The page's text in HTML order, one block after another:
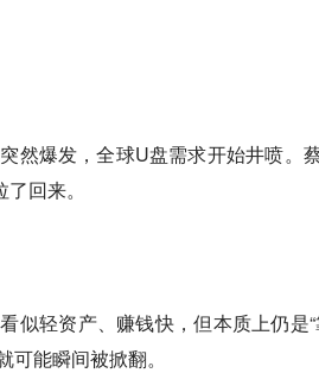
然爆发，全球U盘需求开始井喷。
回来。
似轻资产、赚钱快，但本质上仍是
能瞬间被掀翻。